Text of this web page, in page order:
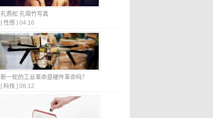
孔燕松 孔瑶竹写真
[ 性感 ] 04.16
新一轮的工业革命是硬件革命吗？
[ 科技 ] 08.12